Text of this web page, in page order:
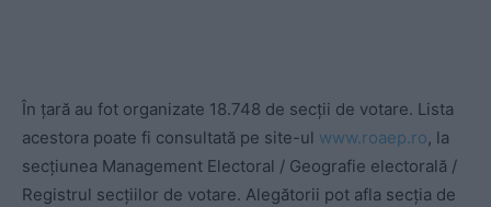
În ţară au fot organizate 18.748 de secţii de votare. Lista
acestora poate fi consultată pe site-ul www.roaep.ro, la
secţiunea Management Electoral / Geografie electorală /
Registrul secţiilor de votare. Alegătorii pot afla secţia de